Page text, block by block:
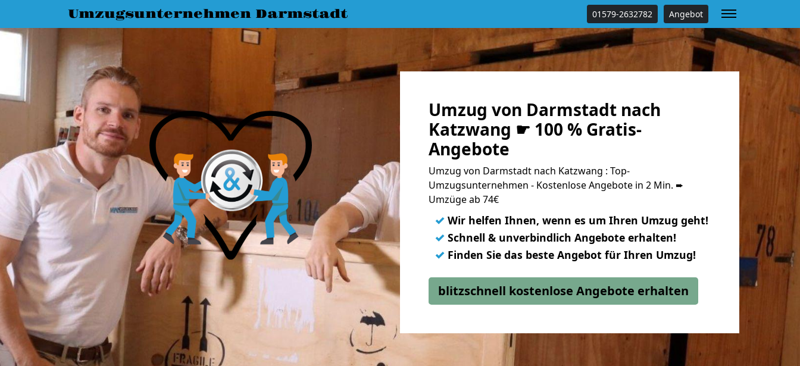
Umzugsunternehmen Darmstadt 01579-2632782 Angebot
Umzug von Darmstadt nach
Katzwang ☛ 100 % Gratis-
Angebote
Umzug von Darmstadt nach Katzwang : Top-
Umzugsunternehmen - Kostenlose Angebote in 2 Min. ➨
Umzüge ab 74€
✓ Wir helfen Ihnen, wenn es um Ihren Umzug geht!
✓ Schnell & unverbindlich Angebote erhalten!
✓ Finden Sie das beste Angebot für Ihren Umzug!
blitzschnell kostenlose Angebote erhalten